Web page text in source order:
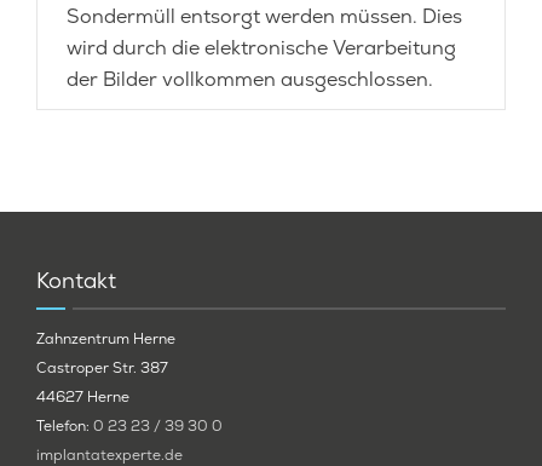
Sondermüll entsorgt werden müssen. Dies
wird durch die elektronische Verarbeitung
der Bilder vollkommen ausgeschlossen.
Kontakt
Zahnzentrum Herne
Castroper Str. 387
44627 Herne
Telefon: 0 23 23 / 39 30 0
implantatexperte.de